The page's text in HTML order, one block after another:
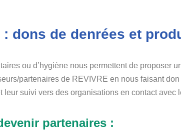
: dons de denrées et
ou d’hygiène nous permettent de proposer
partenaires de REVIVRE en nous faisant
leur suivi vers des organisations en contact avec
partenaires :